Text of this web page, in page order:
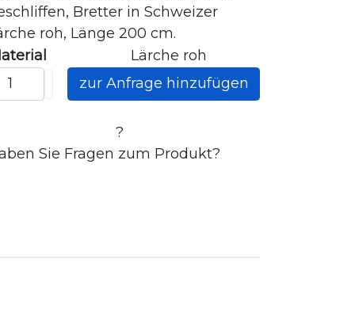
Bretter in Schweizer
roh, Länge 200 cm.
Lärche roh
?
Sie Fragen zum Produkt?